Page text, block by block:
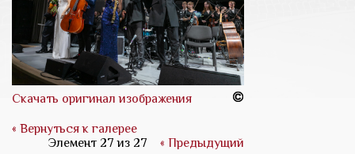
Скачать оригинал изображения
« Вернуться к галерее
Элемент 27 из 27
« Предыдущий